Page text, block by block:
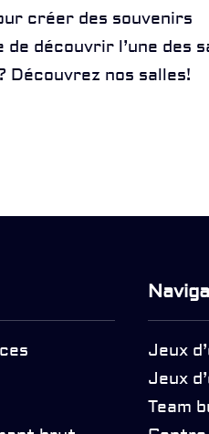
créer des souvenirs
découvrir l’une des
Découvrez nos salles!
Jeux
Jeux
Team